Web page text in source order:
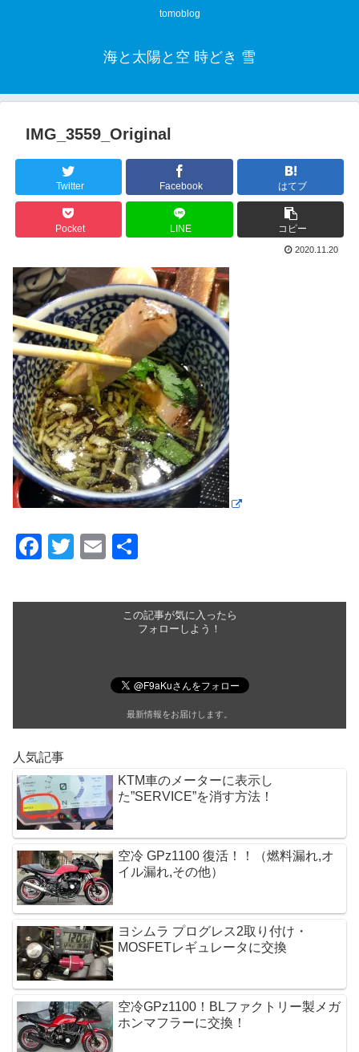
tomoblog
海と太陽と空 時どき 雪
IMG_3559_Original
Twitter Facebook はてブ
Pocket LINE コピー
2020.11.20
F
c
k
T
tt
E
ail
この記事が気に入ったら
フォローしよう！
最新情報をお届けします。
人気記事
KTM車のメーターに表示し
た”SERVICE”を消す方法！
空冷 GPz1100 復活！！（燃料漏れ,オ
イル漏れ,その他）
ヨシムラ プログレス2取り付け・
MOSFETレギュレータに交換 
空冷GPz1100！BLファクトリー製メガ
ホンマフラーに交換！